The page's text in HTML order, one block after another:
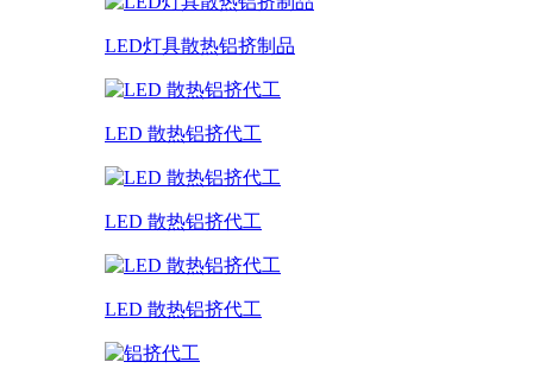
LED灯具散热铝挤制品
LED 散热铝挤代工
LED 散热铝挤代工
LED 散热铝挤代工